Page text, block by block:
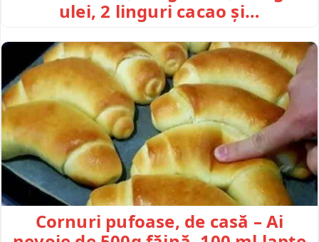
ulei, 2 linguri cacao și…
Cornuri pufoase, de casă – Ai